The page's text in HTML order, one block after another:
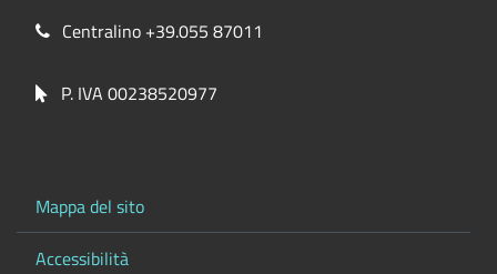
Centralino +39.055 87011
P. IVA 00238520977
Mappa del sito
Accessibilità